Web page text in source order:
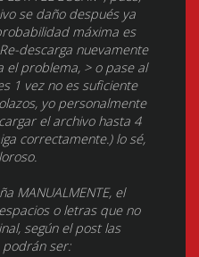
se daño después ya
máxima es
descarga nuevamente
el problema, > o pase al
1 vez no es suficiente
yo personalmente
el archivo hasta 4
correctamente.) lo sé,
MANUALMENTE, el
o letras que no
según el post las
ser: